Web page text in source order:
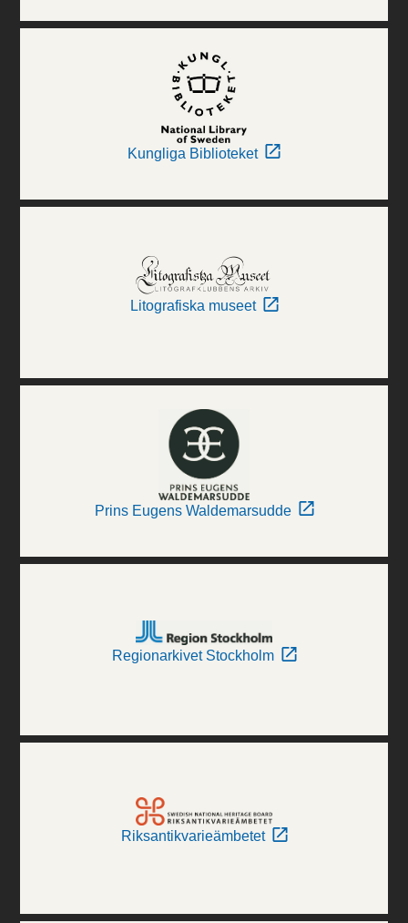
Kungliga Biblioteket
Litografiska museet
Prins Eugens Waldemarsudde
Regionarkivet Stockholm
Riksantikvarieämbetet